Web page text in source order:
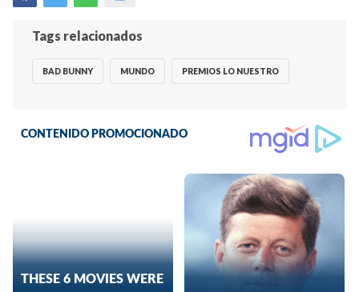
Tags relacionados
BAD BUNNY MUNDO PREMIOS LO NUESTRO